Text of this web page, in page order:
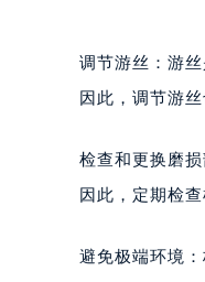
调节游丝：游
因此，调节游
检查和更换磨
因此，定期检
避免极端环境